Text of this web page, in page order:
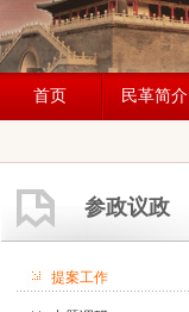
首页 民革简介
参政议政
提案工作